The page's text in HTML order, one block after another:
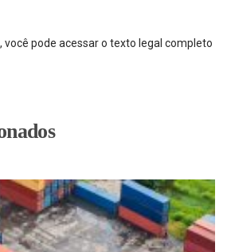
você pode acessar o texto legal completo